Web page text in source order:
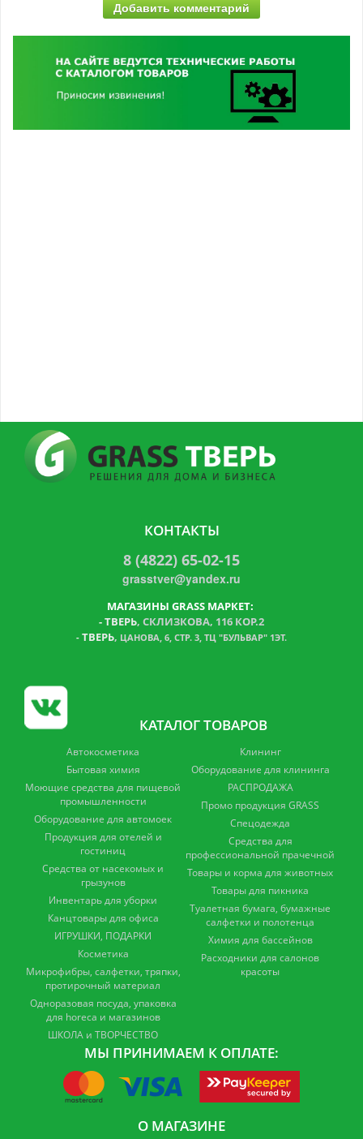
Добавить комментарий
КОНТАКТЫ
8 (4822) 65-02-15
grasstver@yandex.ru
МАГАЗИНЫ GRASS МАРКЕТ:
-ТВЕРЬ, СКЛИЗКОВА, 116 КОР.2
- ТВЕРЬ, ЦАНОВА, 6, СТР. 3, ТЦ "БУЛЬВАР" 1ЭТ.
КАТАЛОГ ТОВАРОВ
Автокосметика
Бытовая химия
Моющие средства для пищевой
промышленности
Оборудование для автомоек
Продукция для отелей и
гостиниц
Средства от насекомых и
грызунов
Инвентарь для уборки
Канцтовары для офиса
ИГРУШКИ, ПОДАРКИ
Косметика
Микрофибры, салфетки, тряпки,
протирочный материал
Одноразовая посуда, упаковка
для horeca и магазинов
ШКОЛА и ТВОРЧЕСТВО
Клининг
Оборудование для клининга
РАСПРОДАЖА
Промо продукция GRASS
Спецодежда
Средства для
профессиональной прачечной
Товары и корма для животных
Товары для пикника
Туалетная бумага, бумажные
салфетки и полотенца
Химия для бассейнов
Расходники для салонов
красоты
МЫ ПРИНИМАЕМ К ОПЛАТЕ:
О МАГАЗИНЕ